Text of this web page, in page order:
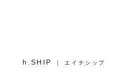
h.SHIP ｜ エイチシップ